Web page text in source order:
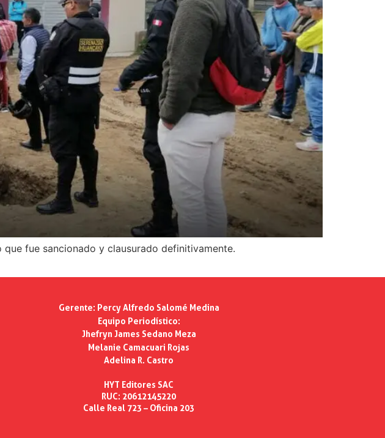
fue sancionado y clausurado definitivamente.
Gerente: Percy Alfredo Salomé Medina
Equipo Periodístico:
Jhefryn James Sedano Meza
Melanie Camacuari Rojas
Adelina R. Castro
HYT Editores SAC
RUC: 20612145220
Calle Real 723 – Oficina 203